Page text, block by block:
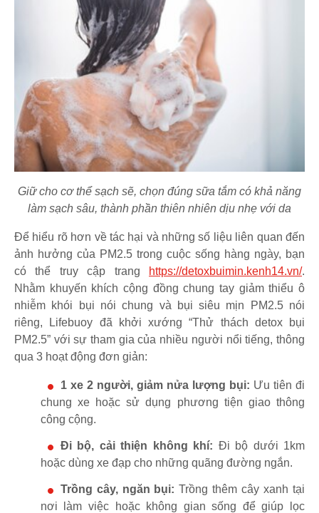
Giữ cho cơ thể sạch sẽ, chọn đúng sữa tắm có khả năng
làm sạch sâu, thành phần thiên nhiên dịu nhẹ với da
Để hiểu rõ hơn về tác hại và những số liệu liên quan đến
ảnh hưởng của PM2.5 trong cuộc sống hàng ngày, bạn
có thể truy cập trang
https://detoxbuimin.kenh14.vn/.
Nhằm khuyến khích cộng đồng chung tay giảm thiểu ô
nhiễm khói bụi nói chung và bụi siêu mịn PM2.5 nói
riêng, Lifebuoy đã khởi xướng “Thử thách detox bụi
PM2.5” với sự tham gia của nhiều người nổi tiếng, thông
qua 3 hoạt động đơn giản:
1 xe 2 người, giảm nửa lượng bụi: Ưu tiên đi
chung xe hoặc sử dụng phương tiện giao thông
công cộng.
Đi bộ, cải thiện không khí: Đi bộ dưới 1km
hoặc dùng xe đạp cho những quãng đường ngắn.
Trồng cây, ngăn bụi: Trồng thêm cây xanh tại
nơi làm việc hoặc không gian sống để giúp lọc